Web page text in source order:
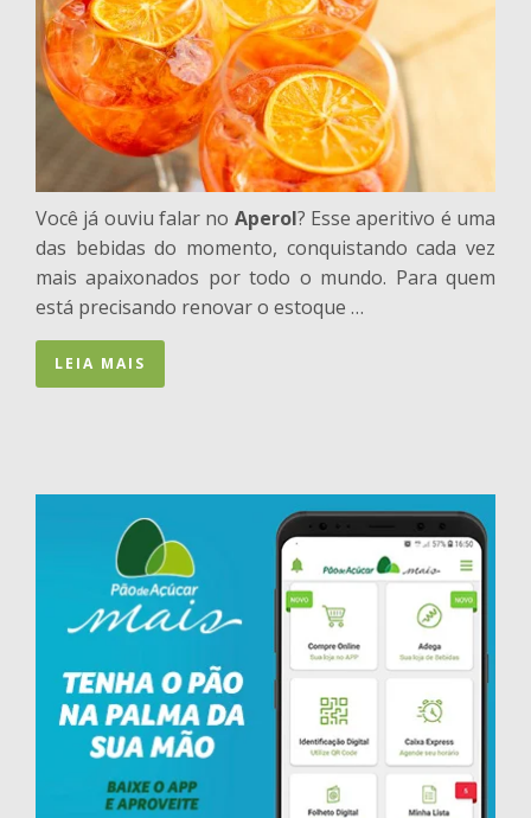
Você já ouviu falar no Aperol? Esse aperitivo é uma
das bebidas do momento, conquistando cada vez
mais apaixonados por todo o mundo. Para quem
está precisando renovar o estoque …
LEIA MAIS